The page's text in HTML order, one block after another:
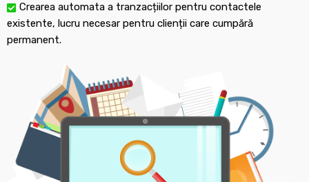
Crearea automata a tranzacțiilor pentru contactele
existente, lucru necesar pentru clienții care cumpără
permanent.